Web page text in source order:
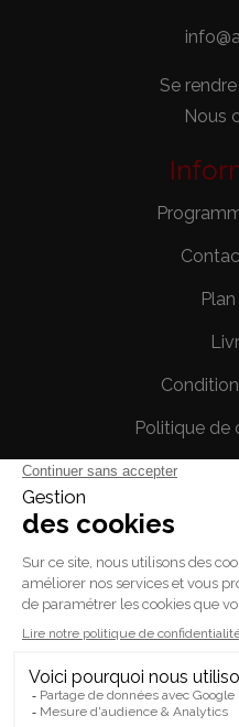
Se
Nous
Politique de
Votre